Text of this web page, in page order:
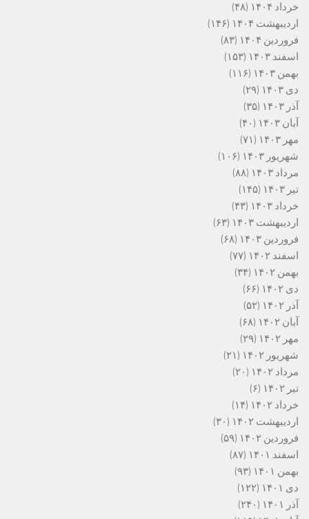
خرداد ۱۴۰۴
(۴۸)
اردیبهشت ۱۴۰۴
(۱۴۶)
فروردین ۱۴۰۴
(۸۳)
اسفند ۱۴۰۳
(۱۵۳)
بهمن ۱۴۰۳
(۱۱۶)
دی ۱۴۰۳
(۲۹)
آذر ۱۴۰۳
(۳۵)
آبان ۱۴۰۳
(۴۰)
مهر ۱۴۰۳
(۷۱)
شهریور ۱۴۰۳
(۱۰۶)
مرداد ۱۴۰۳
(۸۸)
تیر ۱۴۰۳
(۱۴۵)
خرداد ۱۴۰۳
(۴۳)
اردیبهشت ۱۴۰۳
(۶۳)
فروردین ۱۴۰۳
(۶۸)
اسفند ۱۴۰۲
(۷۷)
بهمن ۱۴۰۲
(۳۴)
دی ۱۴۰۲
(۶۶)
آذر ۱۴۰۲
(۵۲)
آبان ۱۴۰۲
(۶۸)
مهر ۱۴۰۲
(۲۹)
شهریور ۱۴۰۲
(۲۱)
مرداد ۱۴۰۲
(۲۰)
تیر ۱۴۰۲
(۶)
خرداد ۱۴۰۲
(۱۴)
اردیبهشت ۱۴۰۲
(۳۰)
فروردین ۱۴۰۲
(۵۹)
اسفند ۱۴۰۱
(۸۷)
بهمن ۱۴۰۱
(۹۳)
دی ۱۴۰۱
(۱۲۲)
آذر ۱۴۰۱
(۲۴۰)